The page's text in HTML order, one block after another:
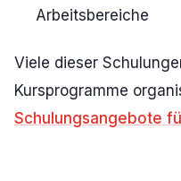
Arbeitsbereiche
Viele dieser
Kursprogramme
Schulungsangebote